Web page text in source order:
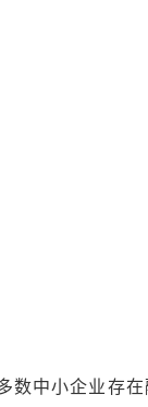
中小企业存